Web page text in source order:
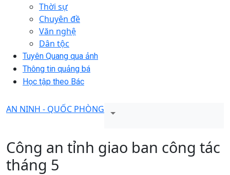
Thời sự
Chuyên đề
Văn nghệ
Dân tộc
Tuyên Quang qua ảnh
Thông tin quảng bá
Học tập theo Bác
AN NINH - QUỐC PHÒNG
Công an tỉnh giao ban công tác
tháng 5